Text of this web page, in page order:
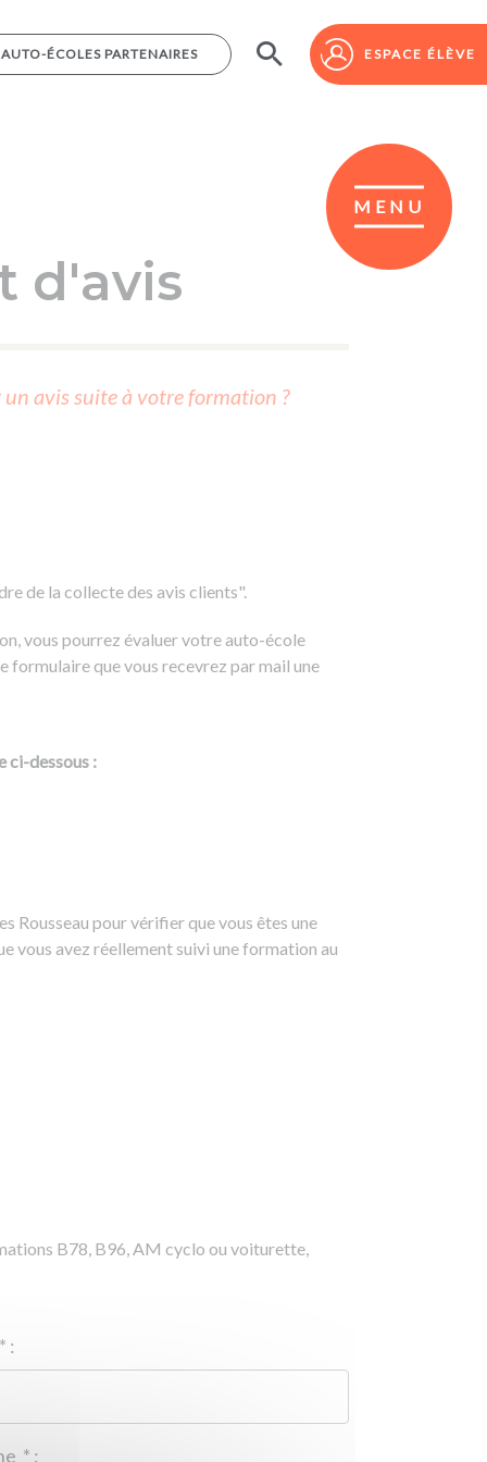
AUTO-ÉCOLES PARTENAIRES ESPACE ÉLÈVE
MENU
AUTO-ÉCOLES PARTENAIRES ESPACE ÉLÈVE
d'avis
avis suite à votre formation ?
de la collecte des avis clients".
vous pourrez évaluer votre auto-école
formulaire que vous recevrez par mail une
ci-dessous :
Rousseau pour vérifier que vous êtes une
vous avez réellement suivi une formation au
B78, B96, AM cyclo ou voiturette,
* :
* :